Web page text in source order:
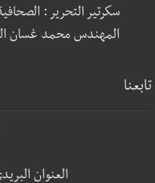
سكرتير التحرير :
المهندس محمد غسان
تابعنا
العنوان